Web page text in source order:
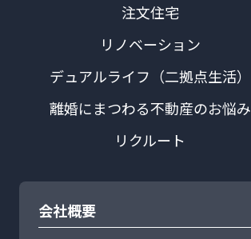
注文住宅
リノベーション
デュアルライフ（二拠点生活）
離婚にまつわる不動産のお悩み
リクルート
会社概要